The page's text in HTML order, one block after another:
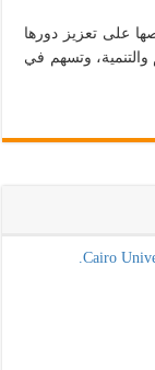
على تعزيز دورها
وتسهم في
Cairo